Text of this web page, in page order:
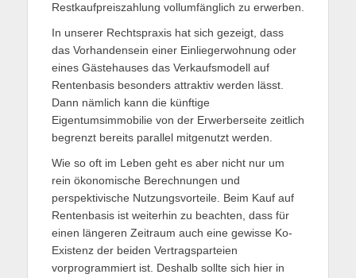
Restkaufpreiszahlung vollumfänglich zu erwerben.
In unserer Rechtspraxis hat sich gezeigt, dass
das Vorhandensein einer Einliegerwohnung oder
eines Gästehauses das Verkaufsmodell auf
Rentenbasis besonders attraktiv werden lässt.
Dann nämlich kann die künftige
Eigentumsimmobilie von der Erwerberseite zeitlich
begrenzt bereits parallel mitgenutzt werden.
Wie so oft im Leben geht es aber nicht nur um
rein ökonomische Berechnungen und
perspektivische Nutzungsvorteile. Beim Kauf auf
Rentenbasis ist weiterhin zu beachten, dass für
einen längeren Zeitraum auch eine gewisse Ko-
Existenz der beiden Vertragsparteien
vorprogrammiert ist. Deshalb sollte sich hier in